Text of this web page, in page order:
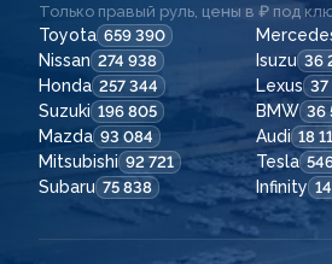
Только правый руль, цены в ₽ под
Toyota 659 390
Nissan 274 938 Isuzu 36
Honda 257 344 Lexus 37
Suzuki 196 805 BMW 36
Mazda 93 084 Audi 18
Mitsubishi 92 721 Tesla
Subaru 75 838 Infinity